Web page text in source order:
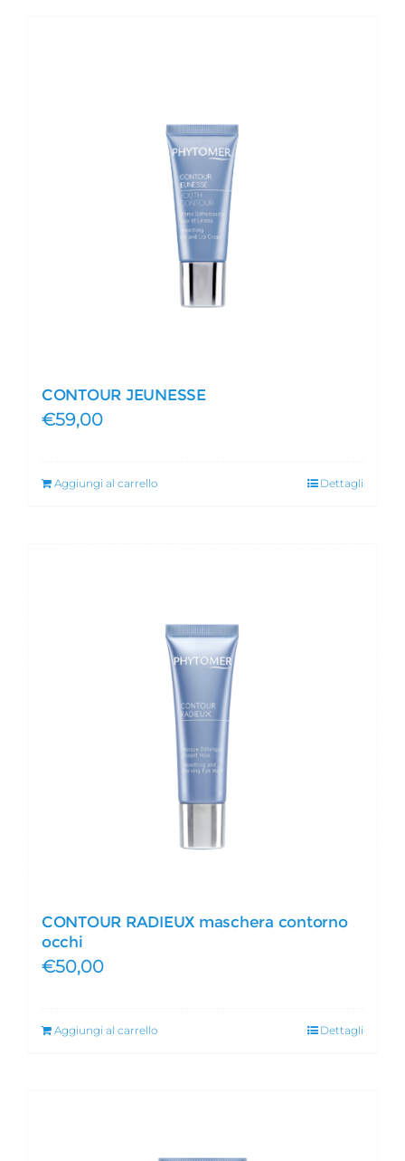
CONTOUR JEUNESSE
€59,00
Aggiungi al carrello Dettagli
CONTOUR RADIEUX maschera contorno
occhi
€50,00
Aggiungi al carrello Dettagli